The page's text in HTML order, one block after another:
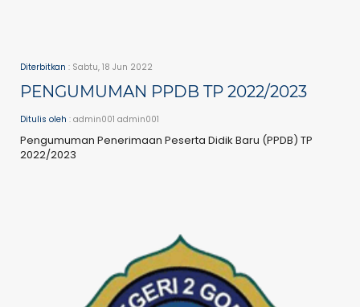
Diterbitkan : Sabtu, 18 Jun 2022
PENGUMUMAN PPDB TP 2022/2023
Ditulis oleh : admin001 admin001
Pengumuman Penerimaan Peserta Didik Baru (PPDB) TP
2022/2023